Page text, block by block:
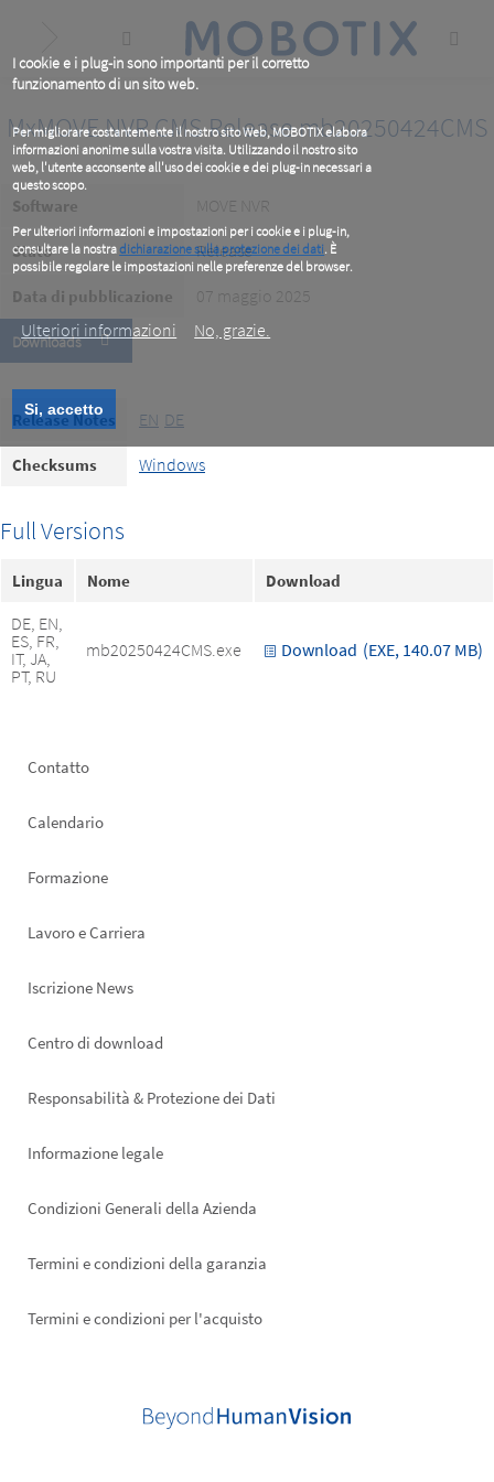
I cookie e i plug-in sono importanti per il corretto
funzionamento di un sito web.
Per migliorare costantemente il nostro sito Web, MOBOTIX elabora
informazioni anonime sulla vostra visita. Utilizzando il nostro sito
web, l'utente acconsente all'uso dei cookie e dei plug-in necessari a
questo scopo.
Per ulteriori informazioni e impostazioni per i cookie e i plug-in,
consultare la nostradichiarazione sulla protezione dei dati. È
possibile regolare le impostazioni nelle preferenze del browser.
.
Ulteriori informazioni
No, grazie.
Si, accetto
content
MxMOVE NVR CMS Release mb20250424CMS
Software MOVE NVR
Stato Release
Data di pubblicazione 07 maggio 2025
Downloads
Release Notes EN DE
Checksums Windows
Full Versions
Lingua Nome Download
DE, EN,
ES, FR,
IT, JA,
PT, RU
mb20250424CMS.exe Download (EXE, 140.07 MB)
Footer
Contatto
Calendario
Formazione
Lavoro e Carriera
Iscrizione News
Footer
Centro di download
Responsabilità & Protezione dei Dati
Informazione legale
Condizioni Generali della Azienda
Termini e condizioni della garanzia
Termini e condizioni per l'acquisto